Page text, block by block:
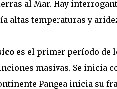
al Mar. Hay
altas temperaturas y
es el primer período de
masivas. Se inicia
Pangea inicia su